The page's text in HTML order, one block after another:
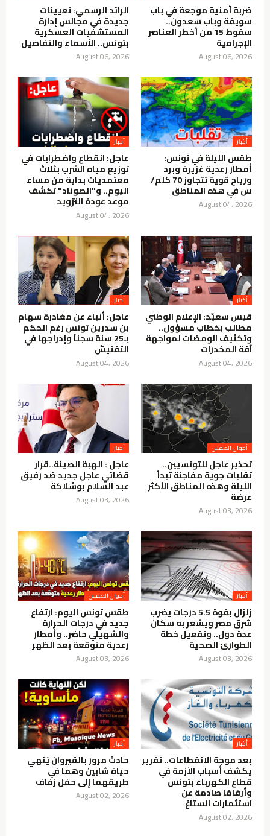
ضربة أمنية موجعة في باب
سويقة وباب سعدون..
سقوط 15 من أخطر العناصر
الإجرامية
August 06, 2026
الرائد الرسمي: تعيينات
جديدة في مجالس إدارة
المستشفيات العسكرية
بتونس.. الأسماء والتفاصيل
August 06, 2026
أخبار
طقس الليلة في تونس:
أمطار رعدية غزيرة وبرد
ورياح قوية تتجاوز 70 كلم/
س في هذه المناطق
August 04, 2026
أخبار
عاجل: انقطاع واضطرابات في
توزيع مياه الشرب بثلاث
معتمديات بداية من مساء
اليوم.. و"الصوناد" تكشف
موعد عودة التزويد
August 04, 2026
أخيار
قيس سعيّد: الإعلام الوطني
مطالب بخطاب مسؤول..
وتكثيف الومضات لمواجهة
آفة المخدرات
August 04, 2026
أخبار
عاجل: أنباء عن مغادرة سهام
بن سدرين تونس رغم الحكم
بـ25 سنة سجناً وإدراجها في
التفتيش
August 04, 2026
أحوال الطقس
تحذير عاجل للتونسيين..
تقلبات جوية مفاجئة تبدأ
الليلة وهذه المناطق الأكثر
عرضة
August 03, 2026
أخبار
عاجل : الهبة الصينة..قرار
قضائي عاجل جديد ضد رفيق
عبد السلام بوشلاكة
August 03, 2026
أخبار
زلزال بقوة 5.5 درجات يضرب
شرق مصر ويشعر به سكان
عدة دول.. وتفعيل خطة
الطوارئ الصحية
August 03, 2026
أحوال الطقس
طقس تونس اليوم: ارتفاع
جديد في درجات الحرارة
والشهيلي حاضر.. وأمطار
رعدية متوقعة بعد الظهر
August 03, 2026
أخبار
بعد موجة الانقطاعات.. تقرير
يكشف أسباب الأزمة في
قطاع الكهرباء بتونس
وأرقامًا صادمة عن
استثمارات الستاغ
August 02, 2026
أخبار
حادث مرور بالقيروان يُنهي
حياة شابين وهما في
طريقهما إلى حفل زفاف
August 02, 2026